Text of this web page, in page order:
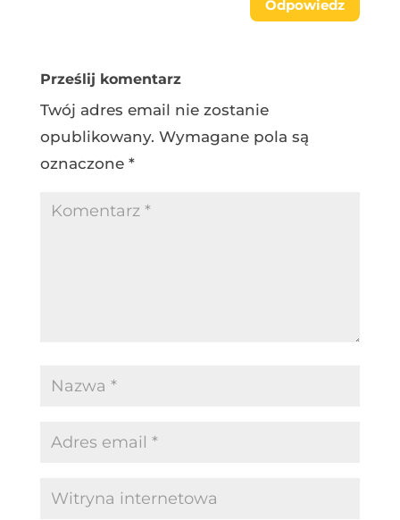
Odpowiedz
Prześlij komentarz
Twój adres email nie zostanie
opublikowany. Wymagane pola są
oznaczone *